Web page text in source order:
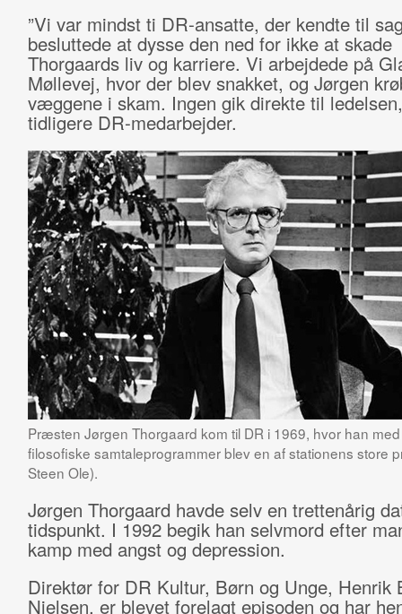
”Vi var mindst ti DR-ansatte, der kendte til
besluttede at dysse den ned for ikke at skade
Thorgaards liv og karriere. Vi arbejdede på
Møllevej, hvor der blev snakket, og Jørgen
væggene i skam. Ingen gik direkte til
tidligere DR-medarbejder.
Præsten Jørgen Thorgaard kom til DR i 1969, hvor han
filosofiske samtaleprogrammer blev en af stationens store
Steen Ole).
Jørgen Thorgaard havde selv en trettenårig
tidspunkt. I 1992 begik han selvmord efter
kamp med angst og depression.
Direktør for DR Kultur, Børn og Unge, Henrik
Nielsen, er blevet forelagt episoden og har